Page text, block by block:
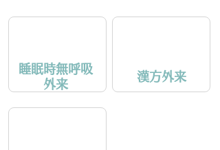
睡眠時無呼吸
外来
漢方外来